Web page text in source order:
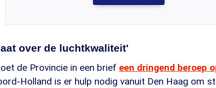
over de luchtkwaliteit'
de Provincie in een brief een dringend beroep
Holland is er hulp nodig vanuit Den Haag om